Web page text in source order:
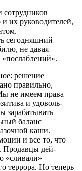
сотрудников
их руководителей,
сегод­няшний
не давая
решение
правильно,
не имеем права
и удоволь­
зарабатывать
баланс
каши.
и все то, что
Продавцы дей­
«сливали»
террора. Но теперь